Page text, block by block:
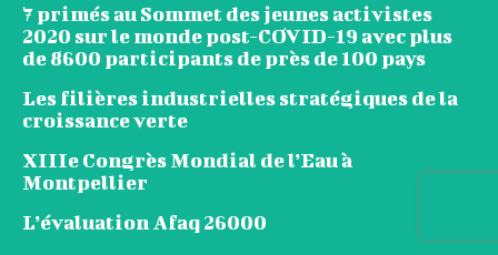
7 primés au Sommet des jeunes activistes
2020 sur le monde post-COVID-19 avec plus
de 8600 participants de près de 100 pays
Les filières industrielles stratégiques de la
croissance verte
XIIIe Congrès Mondial de l’Eau à
Montpellier
L’évaluation Afaq 26000